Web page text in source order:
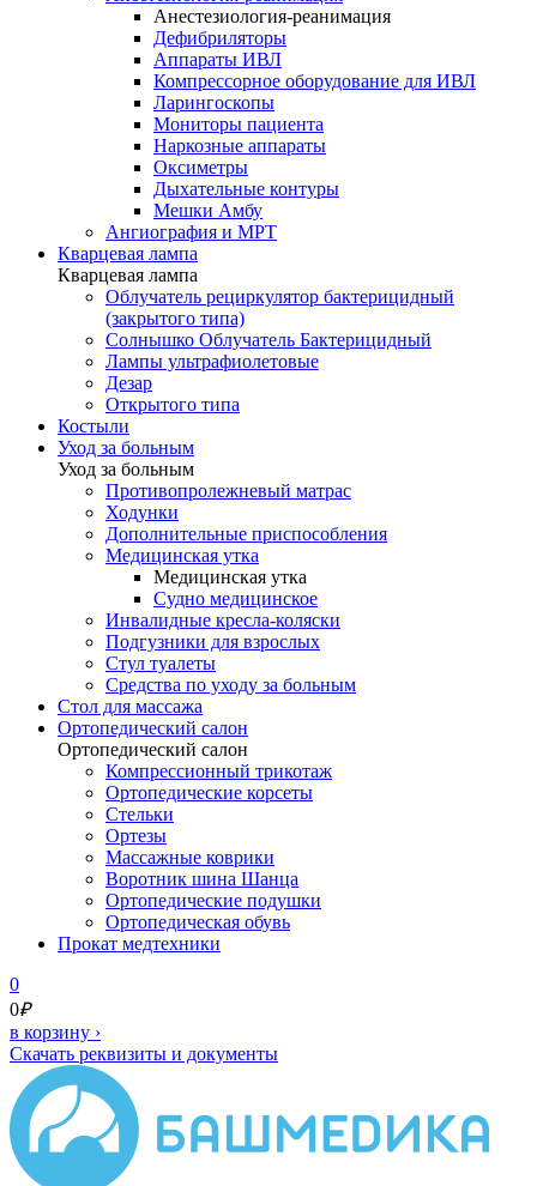
Анестезиология-реанимация
Дефибриляторы
Аппараты ИВЛ
Компрессорное оборудование для ИВЛ
Ларингоскопы
Мониторы пациента
Наркозные аппараты
Оксиметры
Дыхательные контуры
Мешки Амбу
Ангиография и МРТ
Кварцевая лампа
Кварцевая лампа
Облучатель рециркулятор бактерицидный
(закрытого типа)
Солнышко Облучатель Бактерицидный
Лампы ультрафиолетовые
Дезар
Открытого типа
Костыли
Уход за больным
Уход за больным
Противопролежневый матрас
Ходунки
Дополнительные приспособления
Медицинская утка
Медицинская утка
Судно медицинское
Инвалидные кресла-коляски
Подгузники для взрослых
Стул туалеты
Средства по уходу за больным
Cтол для массажа
Ортопедический салон
Ортопедический салон
Компрессионный трикотаж
Ортопедические корсеты
Стельки
Ортезы
Массажные коврики
Воротник шина Шанца
Ортопедические подушки
Ортопедическая обувь
Прокат медтехники
0
0₽
в корзину ›
Скачать реквизиты и документы